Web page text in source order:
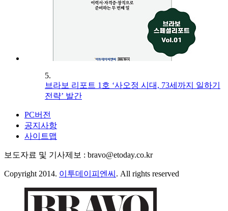
5.
브라보 리포트 1호 ‘사오정 시대, 73세까지 일하기
전략’ 발간
PC버전
공지사항
사이트맵
보도자료 및 기사제보 : bravo@etoday.co.kr
Copyright 2014. 이투데이피엔씨 . All rights reserved